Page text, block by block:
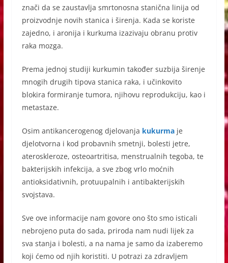
znači da se zaustavlja smrtonosna stanična linija od
proizvodnje novih stanica i širenja. Kada se koriste
zajedno, i aronija i kurkuma izazivaju obranu protiv
raka mozga.
Prema jednoj studiji kurkumin također suzbija širenje
mnogih drugih tipova stanica raka, i učinkovito
blokira formiranje tumora, njihovu reprodukciju, kao i
metastaze.
Osim antikancerogenog djelovanja kukurmaje
djelotvorna i kod probavnih smetnji, bolesti jetre,
ateroskleroze, osteoartritisa, menstrualnih tegoba, te
bakterijskih infekcija, a sve zbog vrlo moćnih
antioksidativnih, protuupalnih i antibakterijskih
svojstava.
Sve ove informacije nam govore ono što smo isticali
nebrojeno puta do sada, priroda nam nudi lijek za
sva stanja i bolesti, a na nama je samo da izaberemo
koji ćemo od njih koristiti. U potrazi za zdravljem